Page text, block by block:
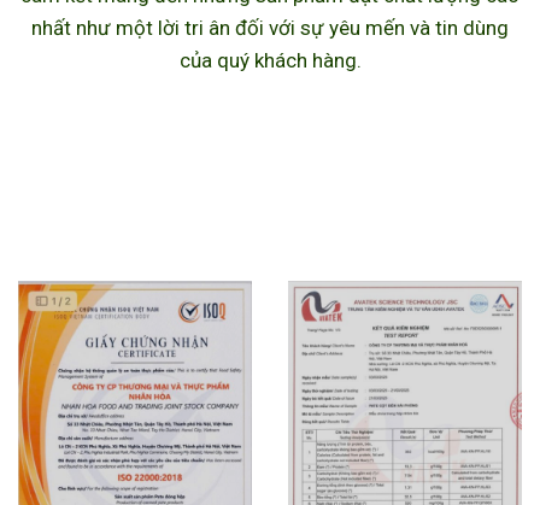
nhất như một lời tri ân đối với sự yêu mến và tin dùng
của quý khách hàng.